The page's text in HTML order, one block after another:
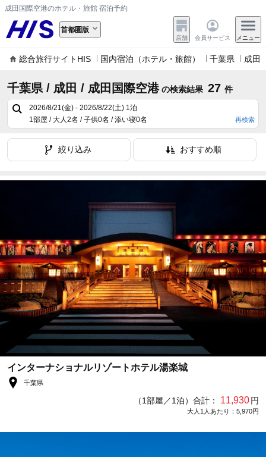
成田国際空港のホテル・旅館 宿泊予約
首都圏版
店舗 会員サービス メニュー
総合旅行サイトHIS 国内宿泊（ホテル・旅館） 千葉県 成田
千葉県 / 成田 / 成田国際空港 の検索結果 27 件
2026/8/21(金) - 2026/8/22(土) 1泊
1部屋 / 大人2名 / 子供0名 / 添い寝0名
再検索
絞り込み おすすめ順
インターナショナルリゾートホテル湯楽城
千葉県
（1部屋／1泊）合計： 11,930円
大人1人あたり：5,970円